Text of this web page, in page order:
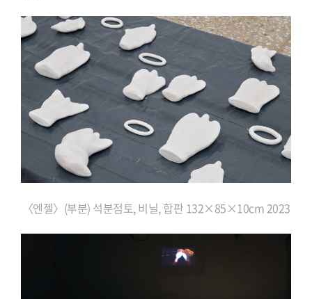
〈엔젤〉(부분) 석분점토, 비닐, 합판 132×85×10cm 2023